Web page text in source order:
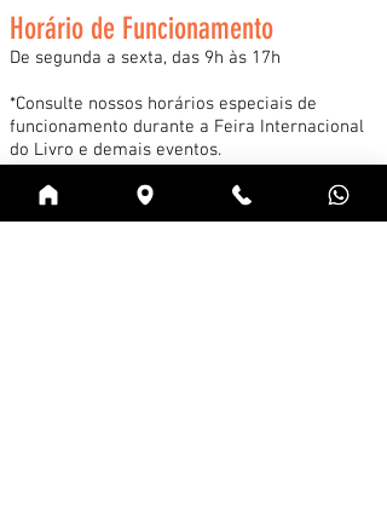
Horário de Funcionamento
De segunda a sexta, das 9h às 17h
*Consulte nossos horários especiais de
funcionamento durante a Feira Internacional
do Livro e demais eventos.